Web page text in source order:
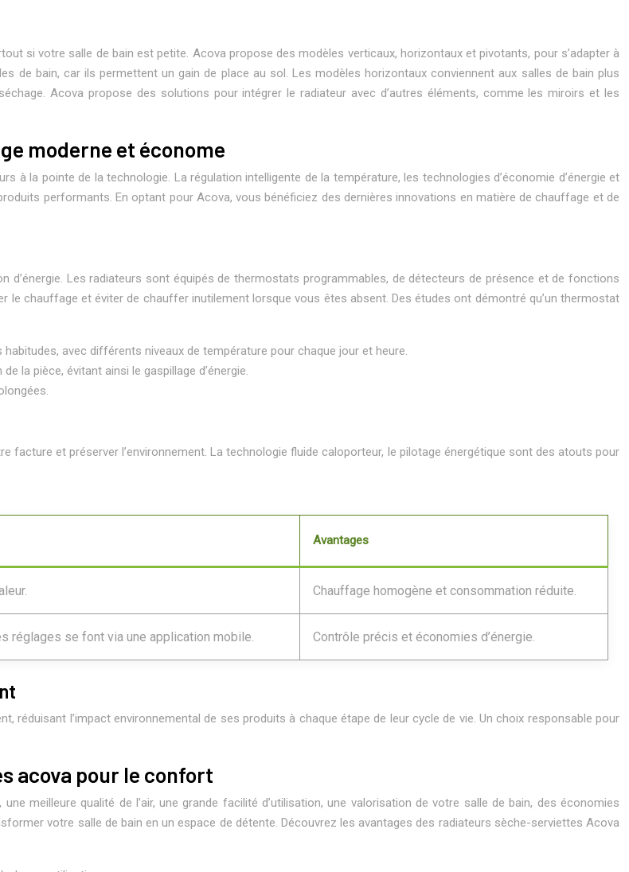
si votre salle de bain est petite. Acova propose des modèles verticaux, horizontaux et pivotants, pour s’adapter à
de bain, car ils permettent un gain de place au sol. Les modèles horizontaux conviennent aux salles de bain plus
Acova propose des solutions pour intégrer le radiateur avec d’autres éléments, comme les miroirs et les
moderne et économe
la pointe de la technologie. La régulation intelligente de la température, les technologies d’économie d’énergie et
performants. En optant pour Acova, vous bénéficiez des dernières innovations en matière de chauffage et de
Les radiateurs sont équipés de thermostats programmables, de détecteurs de présence et de fonctions
chauffage et éviter de chauffer inutilement lorsque vous êtes absent. Des études ont démontré qu’un thermostat
avec différents niveaux de température pour chaque jour et heure.
la pièce, évitant ainsi le gaspillage d’énergie.
facture et préserver l’environnement. La technologie fluide caloporteur, le pilotage énergétique sont des atouts pour
Avantages
Chauffage homogène et consommation réduite.
réglages se font via une application mobile. Contrôle précis et économies d’énergie.
réduisant l’impact environnemental de ses produits à chaque étape de leur cycle de vie. Un choix responsable pour
acova pour le confort
meilleure qualité de l’air, une grande facilité d’utilisation, une valorisation de votre salle de bain, des économies
votre salle de bain en un espace de détente. Découvrez les avantages des radiateurs sèche-serviettes Acova